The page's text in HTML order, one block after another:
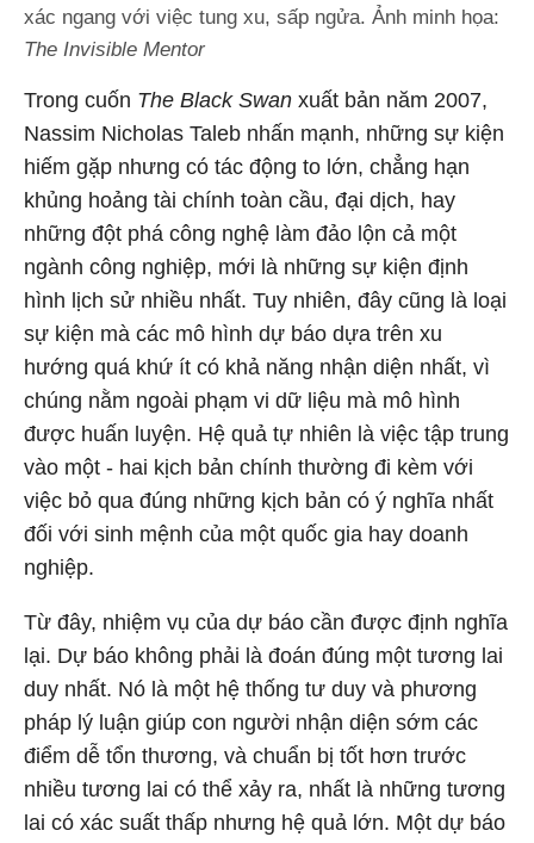
xác ngang với việc tung xu, sấp ngửa. Ảnh minh họa:
The Invisible Mentor
Trong cuốn The Black Swan xuất bản năm 2007,
Nassim Nicholas Taleb nhấn mạnh, những sự kiện
hiếm gặp nhưng có tác động to lớn, chẳng hạn
khủng hoảng tài chính toàn cầu, đại dịch, hay
những đột phá công nghệ làm đảo lộn cả một
ngành công nghiệp, mới là những sự kiện định
hình lịch sử nhiều nhất. Tuy nhiên, đây cũng là loại
sự kiện mà các mô hình dự báo dựa trên xu
hướng quá khứ ít có khả năng nhận diện nhất, vì
chúng nằm ngoài phạm vi dữ liệu mà mô hình
được huấn luyện. Hệ quả tự nhiên là việc tập trung
vào một - hai kịch bản chính thường đi kèm với
việc bỏ qua đúng những kịch bản có ý nghĩa nhất
đối với sinh mệnh của một quốc gia hay doanh
nghiệp.
Từ đây, nhiệm vụ của dự báo cần được định nghĩa
lại. Dự báo không phải là đoán đúng một tương lai
duy nhất. Nó là một hệ thống tư duy và phương
pháp lý luận giúp con người nhận diện sớm các
điểm dễ tổn thương, và chuẩn bị tốt hơn trước
nhiều tương lai có thể xảy ra, nhất là những tương
lai có xác suất thấp nhưng hệ quả lớn. Một dự báo